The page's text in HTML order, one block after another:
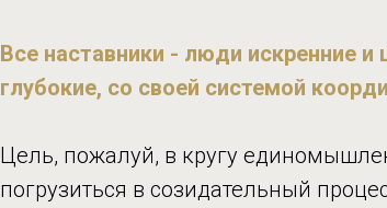
Все наставники - люди искренние
глубокие, со своей системой
Цель, пожалуй, в кругу
погрузиться в созидательный